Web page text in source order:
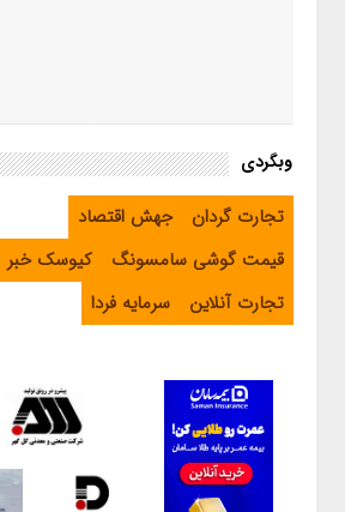
وبگردی
تجارت گردان
جهش اقتصاد
قیمت گوشی سامسونگ
کیوسک خبر
تجارت آنلاین
سرمایه فردا